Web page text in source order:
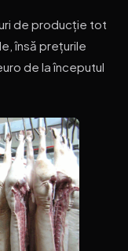
de producție tot
însă prețurile
de la începutul